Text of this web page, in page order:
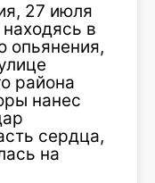
27 июля
в
опьянения,
района
нанес
сердца,
на